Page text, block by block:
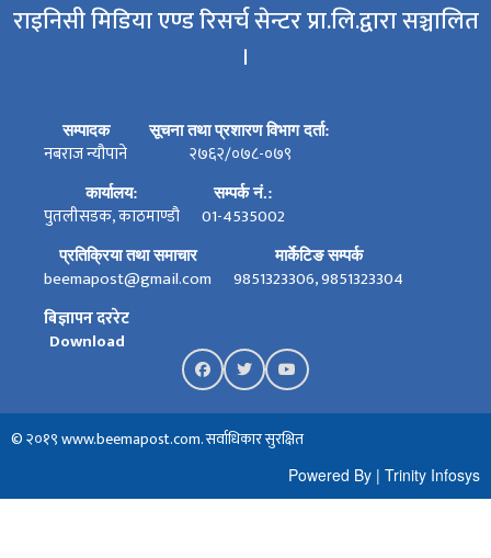
राइनिसी मिडिया एण्ड रिसर्च सेन्टर प्रा.लि.द्वारा सञ्चालित
।
सम्पादक
नबराज न्यौपाने
सूचना तथा प्रशारण विभाग दर्ता:
२७६२/०७८-०७९
कार्यालय:
पुतलीसडक, काठमाण्डौ
सम्पर्क नं.:
01-4535002
प्रतिक्रिया तथा समाचार
beemapost@gmail.com
मार्केटिङ सम्पर्क
9851323306, 9851323304
बिज्ञापन दररेट
Download
© २०१९ www.beemapost.com. सर्वाधिकार सुरक्षित
Powered By | Trinity Infosys